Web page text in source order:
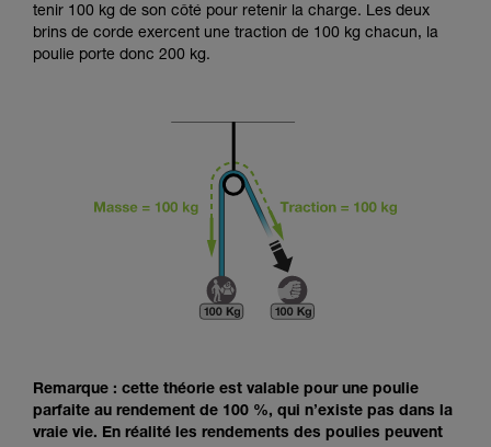
que nous ne décrivons pas ici.
tenir 100 kg de son côté pour retenir la charge. Les deux
brins de corde exercent une traction de 100 kg chacun, la
poulie porte donc 200 kg.
Remarque : cette théorie est valable pour une poulie
parfaite au rendement de 100 %, qui n’existe pas dans la
vraie vie. En réalité les rendements des poulies peuvent